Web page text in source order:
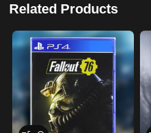
Related Products